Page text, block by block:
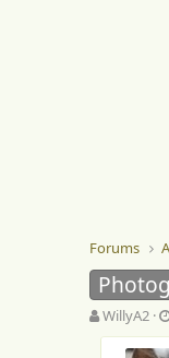
Forums
A
u
WillyA2